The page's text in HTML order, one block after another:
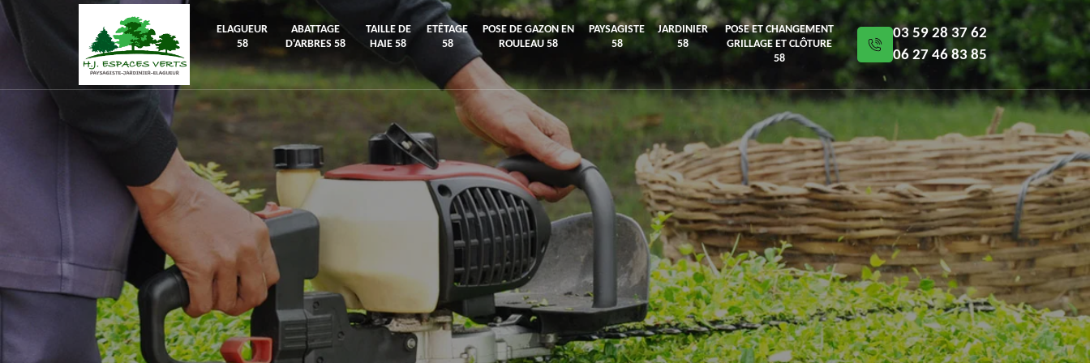
ELAGUEUR
58
ABATTAGE
D'ARBRES 58
TAILLE DE
HAIE 58
ETÊTAGE
58
POSE DE GAZON EN
ROULEAU 58
PAYSAGISTE
58
JARDINIER
58
POSE ET CHANGEMENT
GRILLAGE ET CLÔTURE
58
03 59 28 37 62
06 27 46 83 85